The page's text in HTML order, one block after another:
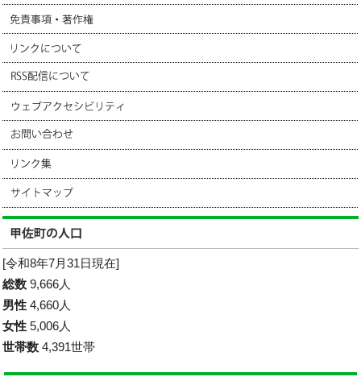
[令和8年7月31日現在]
総数 9,666人
男性 4,660人
女性 5,006人
世帯数 4,391世帯